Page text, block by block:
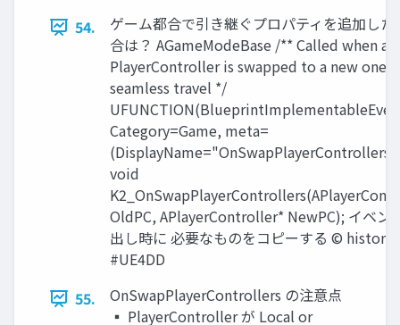
54.
ゲーム都合で引き継ぐプロパティを追加した
合は？ AGameModeBase /** Called when a
PlayerController is swapped to a new one
seamless travel */
Category=Game, meta=
void
OldPC, APlayerController* NewPC); イベン
出し時に 必要なものをコピーする ©
#UE4DD
55.
OnSwapPlayerControllers の注意点
▪ PlayerController が Local or